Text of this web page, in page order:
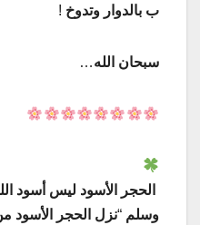
ب بالدوار وتدوخ !
سبحان الله…
الحجر الأسود ليس أسود
وسلم “نزل الحجر الأسود